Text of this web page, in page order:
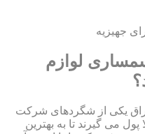
جهیزیه
لوازم
یکی از شگردهای شرکت
پول می گیرند تا به بهترین